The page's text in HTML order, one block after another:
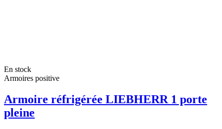
En stock
Armoires positive
Armoire réfrigérée LIEBHERR 1 porte
pleine